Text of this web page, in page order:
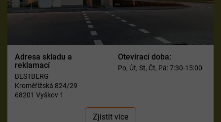
Adresa skladu a
reklamací
BESTBERG
Kroměřížská 824/29
68201 Vyškov 1
Otevírací doba:
Po, Út, St, Čt, Pá: 7:30-15:00
Zjistit více